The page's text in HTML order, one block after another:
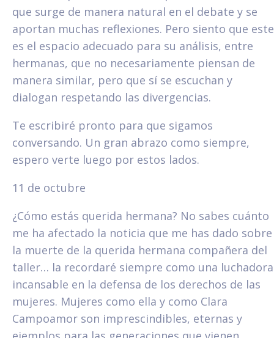
que surge de manera natural en el debate y se
aportan muchas reflexiones. Pero siento que este
es el espacio adecuado para su análisis, entre
hermanas, que no necesariamente piensan de
manera similar, pero que sí se escuchan y
dialogan respetando las divergencias.
Te escribiré pronto para que sigamos
conversando. Un gran abrazo como siempre,
espero verte luego por estos lados.
11 de octubre
¿Cómo estás querida hermana? No sabes cuánto
me ha afectado la noticia que me has dado sobre
la muerte de la querida hermana compañera del
taller… la recordaré siempre como una luchadora
incansable en la defensa de los derechos de las
mujeres. Mujeres como ella y como Clara
Campoamor son imprescindibles, eternas y